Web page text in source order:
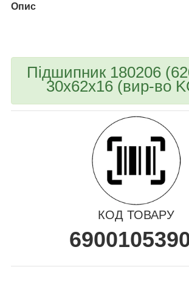
Опис
Підшипник 180206
30х62х16 (вир-во
КОД ТОВАРУ